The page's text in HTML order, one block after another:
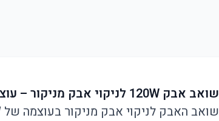
שואב אבק 120W לניקוי אבק מניקור – עוצמת שאיבה מקסימלית לניקוי מהיר ויעיל (כותרת)